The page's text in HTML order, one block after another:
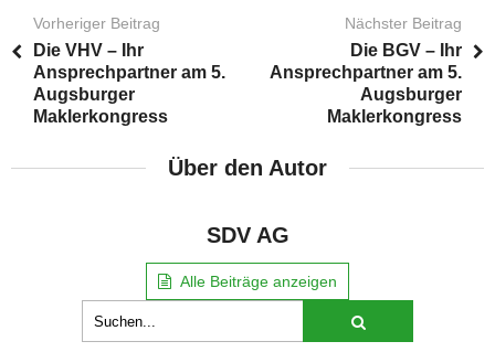
Vorheriger Beitrag
Die VHV – Ihr
Ansprechpartner am 5.
Augsburger
Maklerkongress
Nächster Beitrag
Die BGV – Ihr
Ansprechpartner am 5.
Augsburger
Maklerkongress
Über den Autor
SDV AG
Alle Beiträge anzeigen